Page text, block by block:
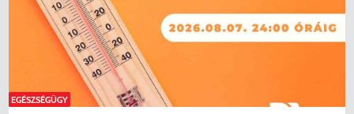
EGÉSZSÉGÜGY